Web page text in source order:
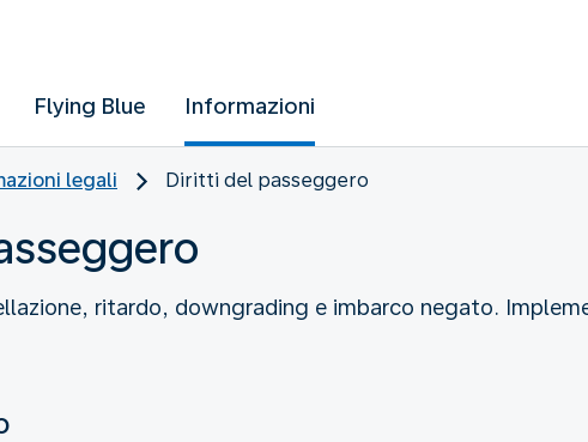
Flying Blue Informazioni
legali Diritti del passeggero
ritardo, downgrading e imbarco negato.